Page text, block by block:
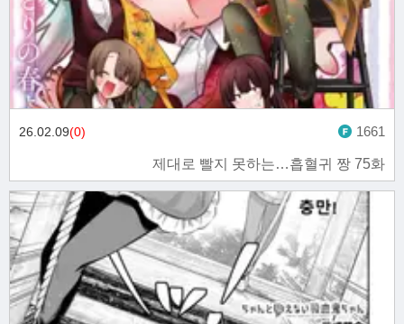
제대로 빨지 못하는…흡혈귀 짱 75화
26.02.09(0) 1661